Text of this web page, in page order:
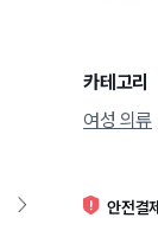
카테고리
여성 의류
안전결제